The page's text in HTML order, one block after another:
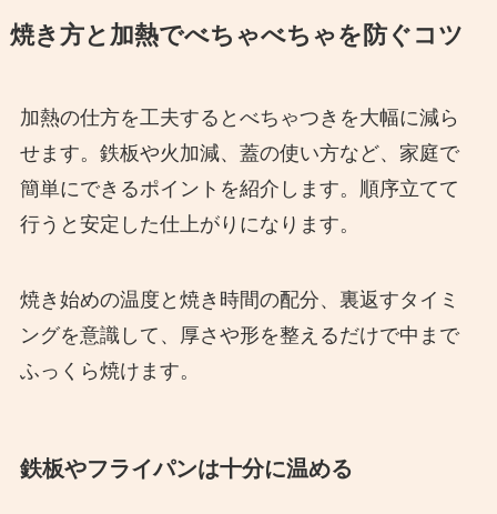
焼き方と加熱でべちゃべちゃを防ぐコツ
加熱の仕方を工夫するとべちゃつきを大幅に減ら
せます。鉄板や火加減、蓋の使い方など、家庭で
簡単にできるポイントを紹介します。順序立てて
行うと安定した仕上がりになります。
焼き始めの温度と焼き時間の配分、裏返すタイミ
ングを意識して、厚さや形を整えるだけで中まで
ふっくら焼けます。
鉄板やフライパンは十分に温める